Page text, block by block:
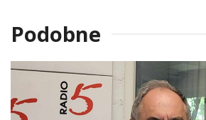
Podobne